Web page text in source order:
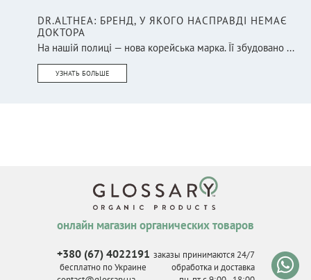
DR.ALTHEA: БРЕНД, У ЯКОГО НАСПРАВДІ НЕМАЄ
ДОКТОРА
На нашій полиці — нова корейська марка. Її збудовано ...
УЗНАТЬ БОЛЬШЕ
онлайн магазин органических товаров
+380 (67) 4022191
бесплатно по Украине
заказы принимаются 24/7
обработка и доставка